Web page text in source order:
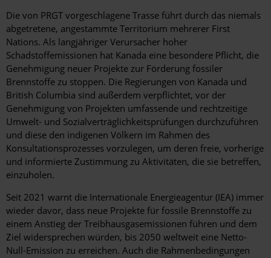
Die von PRGT vorgeschlagene Trasse führt durch das niemals
abgetretene, angestammte Territorium mehrerer First
Nations. Als langjähriger Verursacher hoher
Schadstoffemissionen hat Kanada eine besondere Pflicht, die
Genehmigung neuer Projekte zur Förderung fossiler
Brennstoffe zu stoppen. Die Regierungen von Kanada und
British Columbia sind außerdem verpflichtet, vor der
Genehmigung von Projekten umfassende und rechtzeitige
Umwelt- und Sozialverträglichkeitsprüfungen durchzuführen
und diese den indigenen Völkern im Rahmen des
Konsultationsprozesses vorzulegen, um deren freie, vorherige
und informierte Zustimmung zu Aktivitäten, die sie betreffen,
einzuholen.
Seit 2021 warnt die Internationale Energieagentur (IEA) immer
wieder davor, dass neue Projekte für fossile Brennstoffe zu
einem Anstieg der Treibhausgasemissionen führen und dem
Ziel widersprechen würden, bis 2050 weltweit eine Netto-
Null-Emission zu erreichen. Auch die Rahmenbedingungen